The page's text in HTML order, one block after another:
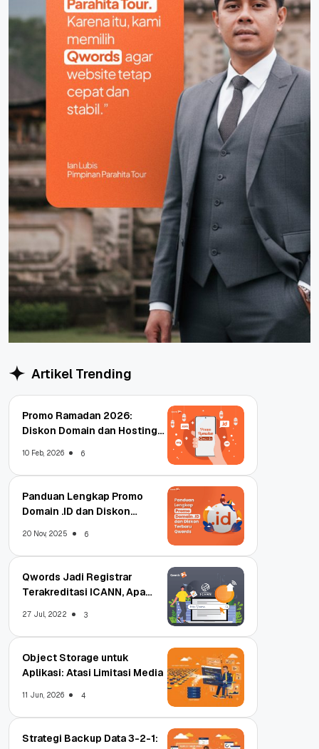
Artikel Trending
Promo Ramadan 2026:
Diskon Domain dan Hosting
10 Feb, 2026 6
Panduan Lengkap Promo
Domain .ID dan Diskon
20 Nov, 2025 6
Qwords Jadi Registrar
Terakreditasi ICANN, Apa
27 Jul, 2022 3
Object Storage untuk
Aplikasi: Atasi Limitasi Media
11 Jun, 2026 4
Strategi Backup Data 3-2-1: